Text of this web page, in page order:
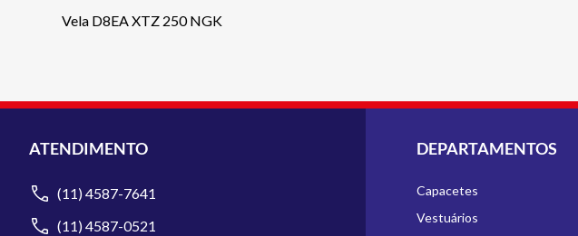
Vela D8EA XTZ 250 NGK
ATENDIMENTO
(11) 4587-7641
(11) 4587-0521
DEPARTAMENTOS
Capacetes
Vestuários